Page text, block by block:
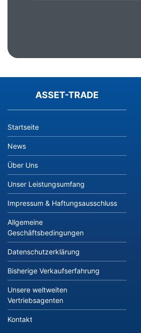
ASSET-TRADE
Startseite
News
Über Uns
Unser Leistungsumfang
Impressum & Haftungsausschluss
Allgemeine
Geschäftsbedingungen
Datenschutzerklärung
Bisherige Verkaufserfahrung
Unsere weltweiten
Vertriebsagenten
Kontakt